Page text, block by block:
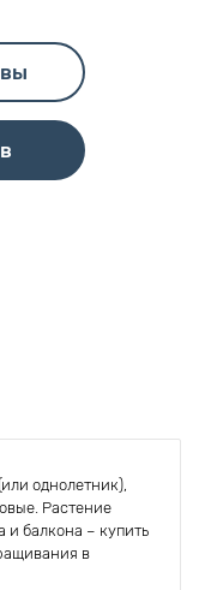
однолетник),
Растение
и балкона – купить
в